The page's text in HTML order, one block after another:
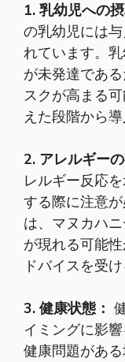
1. 乳幼児への摂
の乳幼児には
れています。
が未発達であ
スクが高まる
えた段階から
2. アレルギーの
レルギー反応
する際に注意
は、マヌカハ
が現れる可能
ドバイスを受
3. 健康状態：
イミングに影
健康問題があ